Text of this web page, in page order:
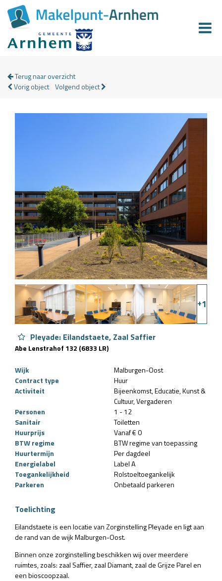
Terug naar overzicht
Vorig object Volgend object
+1
Pleyade: Eilandstaete, Zaal Saffier
Abe Lenstrahof 132 (6833 LR)
Wijk
Malburgen-Oost
Contract type
Huur
Activiteit
Bijeenkomst Educatie Kunst &
Cultuur Vergaderen
Personen
1 - 12
Sanitair
Toiletten
Huurprijs
Vanaf € 0
BTW regime
BTW regime van toepassing
Huurtermijn
Per dagdeel
Energielabel
Label A
Toegankelijkheid
Rolstoeltoegankelijk
Parkeren
Onbetaald parkeren
Toelichting
Eilandstaete is een locatie van Zorginstelling Pleyade en ligt aan
de rand van de wijk Malburgen-Oost.
Binnen onze zorginstelling beschikken wij over meerdere
ruimtes, zoals: zaal Saffier, zaal Diamant, zaal de Grijze Parel en
een bioscoopzaal.